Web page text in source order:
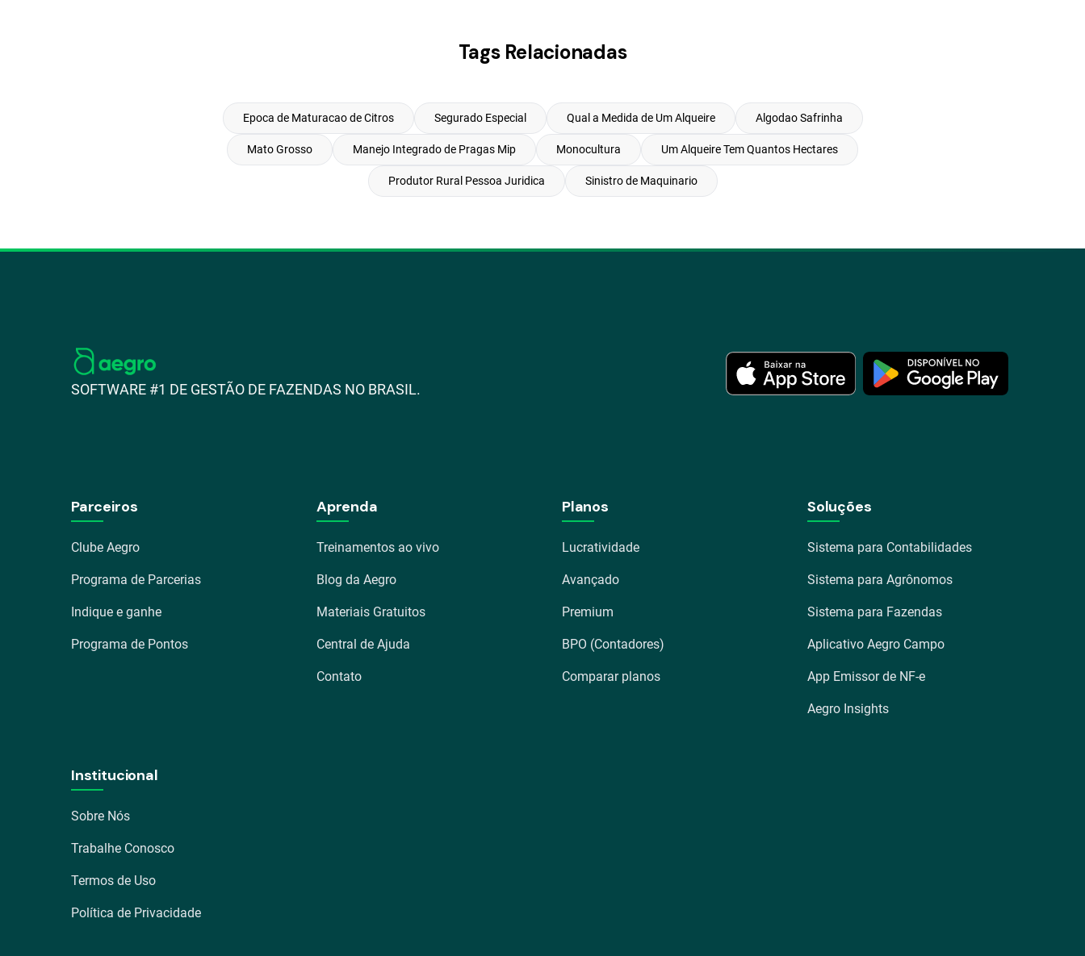
Tags Relacionadas
Epoca de Maturacao de Citros Segurado Especial Qual a Medida de Um Alqueire Algodao Safrinha
Mato Grosso Manejo Integrado de Pragas Mip Monocultura Um Alqueire Tem Quantos Hectares
Produtor Rural Pessoa Juridica Sinistro de Maquinario
SOFTWARE #1 DE GESTÃO DE FAZENDAS NO BRASIL.
Parceiros
Clube Aegro
Programa de Parcerias
Indique e ganhe
Programa de Pontos
Aprenda
Treinamentos ao vivo
Blog da Aegro
Materiais Gratuitos
Central de Ajuda
Contato
Planos
Lucratividade
Avançado
Premium
BPO (Contadores)
Comparar planos
Soluções
Sistema para Contabilidades
Sistema para Agrônomos
Sistema para Fazendas
Aplicativo Aegro Campo
App Emissor de NF-e
Aegro Insights
Institucional
Sobre Nós
Trabalhe Conosco
Termos de Uso
Política de Privacidade